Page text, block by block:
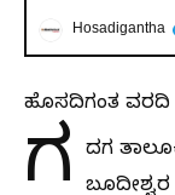
Hosadigantha
ಹೊಸದಿಗಂತ ವರದಿ
ಗ ದಗ